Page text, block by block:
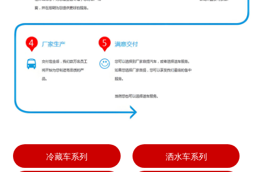
冷藏车系列 洒水车系列